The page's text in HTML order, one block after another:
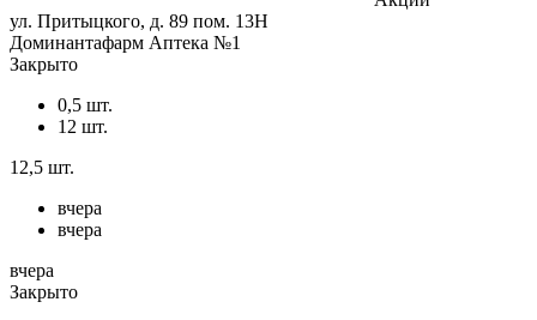
ул. Притыцкого, д. 89 пом. 13Н
Доминантафарм Аптека №1
Закрыто
0,5 шт.
12 шт.
12,5 шт.
вчера
вчера
вчера
Закрыто